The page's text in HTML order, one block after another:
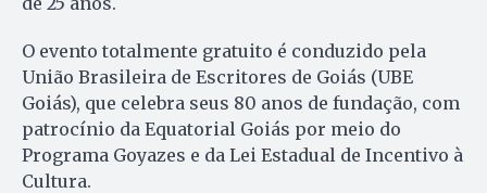
O evento totalmente gratuito é conduzido pela
União Brasileira de Escritores de Goiás (UBE
Goiás), que celebra seus 80 anos de fundação, com
patrocínio da Equatorial Goiás por meio do
Programa Goyazes e da Lei Estadual de Incentivo à
Cultura.